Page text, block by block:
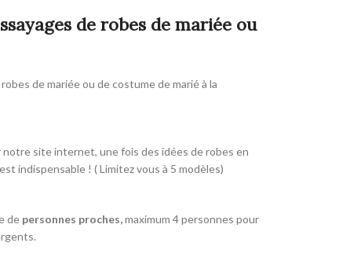
de robes de mariée ou
de mariée ou de costume de marié à la
notre site internet, une fois des idées de robes en
est indispensable ! ( Limitez vous à 5 modèles)
de personnes proches,maximum 4 personnes pour